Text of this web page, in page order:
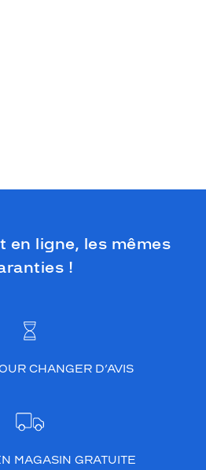
en ligne, les mêmes
!
CHANGER D’AVIS
MAGASIN GRATUITE